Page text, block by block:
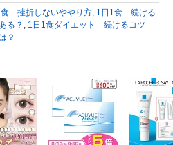
食 挫折しないややり方, 1日1食 続ける
る？ , 1日1食ダイエット 続けるコツ
？